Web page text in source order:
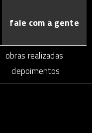
fale com a gente
obras realizadas
depoimentos